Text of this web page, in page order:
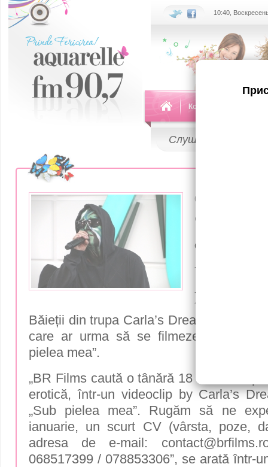
10:40,
Команда
Слушай
06 Января
Carla’s
eroină
pielea
Băieții din trupa Carla’s Dreams sunt în
care ar urma să se filmeze în
pielea mea”.
„BR Films caută o tânără 18 – 25 ani,
erotică, într-un videoclip by Carla’s
„Sub pielea mea”. Rugăm să ne
ianuarie, un scurt CV (vârsta, poze,
adresa de e-mail:
068517399 / 078853306”, se arată într-